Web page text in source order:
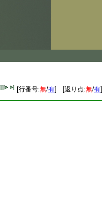
[行番号:無/有] [返り点:無/有]